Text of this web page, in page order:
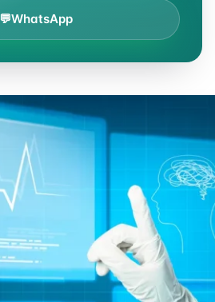
💬WhatsApp